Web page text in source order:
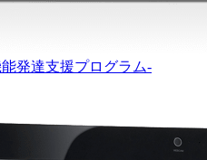
発達支援プログラム-